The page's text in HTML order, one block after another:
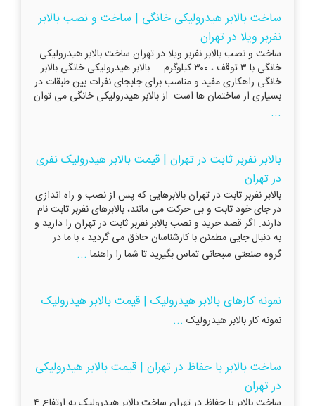
ساخت بالابر هیدرولیکی خانگی | ​​​​​​​ساخت و نصب بالابر
نفربر ویلا در تهران
ساخت و نصب بالابر نفربر ویلا در تهران ساخت بالابر هیدرولیکی
خانگی با ۳ توقف ، ۳۰۰ کیلوگرم بالابر هیدرولیکی خانگی بالابر
خانگی راهکاری مفید و مناسب برای جابجای نفرات بین طبقات در
بسیاری از ساختمان ها است. از بالابر هیدرولیکی خانگی می توان
...
بالابر نفربر ثابت در تهران | قیمت بالابر هیدرولیک نفری
در تهران
بالابر نفربر ثابت در تهران بالابرهایی که پس از نصب و راه اندازی
در جای خود ثابت و بی حرکت می مانند، بالابرهای نفربر ثابت نام
دارند. اگر قصد خرید و نصب بالابر نفربر ثابت در تهران را دارید و
به دنبال جایی مطمئن با کارشناسان حاذق می گردید ، با ما در
گروه صنعتی سبحانی تماس بگیرید تا شما را راهنما ...
نمونه کارهای بالابر هیدرولیک | قیمت بالابر هیدرولیک
نمونه کار بالابر هیدرولیک ...
ساخت بالابر با حفاظ در تهران | قیمت بالابر هیدرولیکی
در تهران